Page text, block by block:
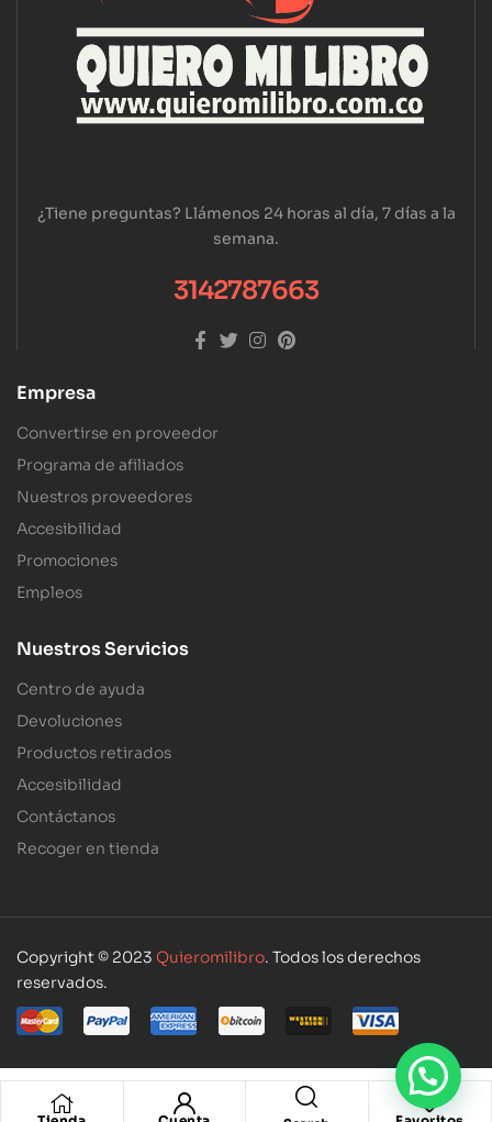
¿Tiene preguntas? Llámenos 24 horas al día, 7 días a la
semana.
3142787663
Empresa
Convertirse en proveedor
Programa de afiliados
Nuestros proveedores
Accesibilidad
Promociones
Empleos
Nuestros Servicios
Centro de ayuda
Devoluciones
Productos retirados
Accesibilidad
Contáctanos
Recoger en tienda
Copyright © 2023 Quieromilibro. Todos los derechos
reservados.